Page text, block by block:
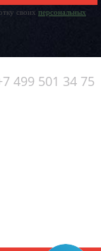
своих персональных
499 501 34 75